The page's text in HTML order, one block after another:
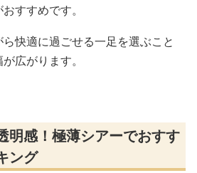
すすめです。
快適に過ごせる一足を選ぶこと
広がります。
明感！極薄シアーでおすす
ング